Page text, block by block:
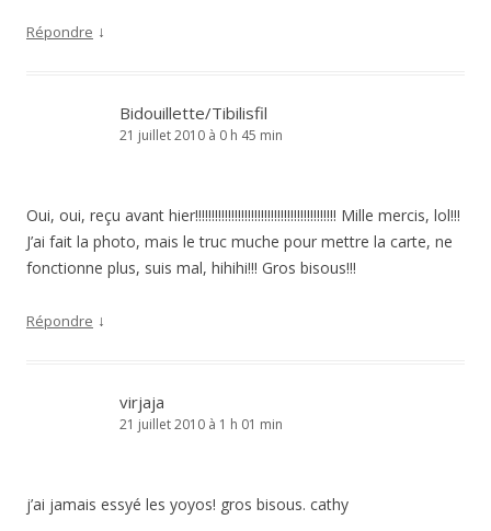
Répondre ↓
Bidouillette/Tibilisfil
21 juillet 2010 à 0 h 45 min
Oui, oui, reçu avant hier!!!!!!!!!!!!!!!!!!!!!!!!!!!!!!!!!!!!!!!!!!! Mille mercis, lol!!!
J’ai fait la photo, mais le truc muche pour mettre la carte, ne
fonctionne plus, suis mal, hihihi!!! Gros bisous!!!
Répondre ↓
virjaja
21 juillet 2010 à 1 h 01 min
j’ai jamais essyé les yoyos! gros bisous. cathy